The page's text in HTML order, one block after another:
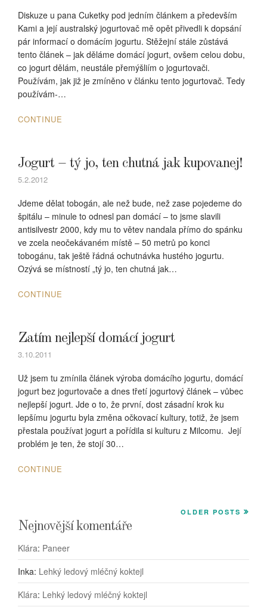
Diskuze u pana Cuketky pod jedním článkem a především
Kami a její australský jogurtovač mě opět přivedli k dopsání
pár informací o domácím jogurtu. Stěžejní stále zůstává
tento článek – jak děláme domácí jogurt, ovšem celou dobu,
co jogurt dělám, neustále přemýšliím o jogurtovači.
Používám, jak již je zmíněno v článku tento jogurtovač. Tedy
používám-…
CONTINUE
Jogurt – tý jo, ten chutná jak kupovanej!
5.2.2012
Jdeme dělat tobogán, ale než bude, než zase pojedeme do
špitálu – minule to odnesl pan domácí – to jsme slavili
antisilvestr 2000, kdy mu to větev nandala přímo do spánku
ve zcela neočekávaném místě – 50 metrů po konci
tobogánu, tak ještě řádná ochutnávka hustého jogurtu.
Ozývá se místností „tý jo, ten chutná jak…
CONTINUE
Zatím nejlepší domácí jogurt
3.10.2011
Už jsem tu zmínila článek výroba domácího jogurtu, domácí
jogurt bez jogurtovače a dnes třetí jogurtový článek – vůbec
nejlepší jogurt. Jde o to, že první, dost zásadní krok ku
lepšímu jogurtu byla změna očkovací kultury, totiž, že jsem
přestala používat jogurt a pořídila si kulturu z Milcomu. Její
problém je ten, že stojí 30…
CONTINUE
OLDER POSTS
Nejnovější komentáře
Klára: Paneer
Inka: Lehký ledový mléčný koktejl
Klára: Lehký ledový mléčný koktejl